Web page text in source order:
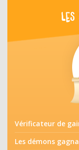
LES
Vérificateur de
Les démons